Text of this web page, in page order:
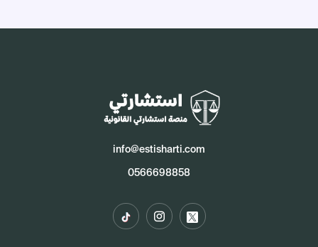
info@estisharti.com
0566698858